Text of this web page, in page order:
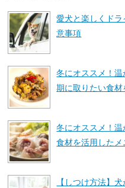
愛犬と楽しくド
意事項
冬にオススメ！
期に取りたい食材
冬にオススメ！
食材を活用したメ
【しつけ方法】